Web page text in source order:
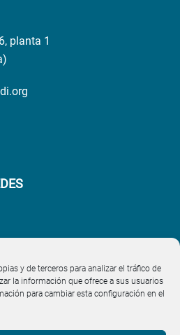
y de terceros para analizar el tráfico de
la información que ofrece a sus usuarios
para cambiar esta configuración en el
planta 1